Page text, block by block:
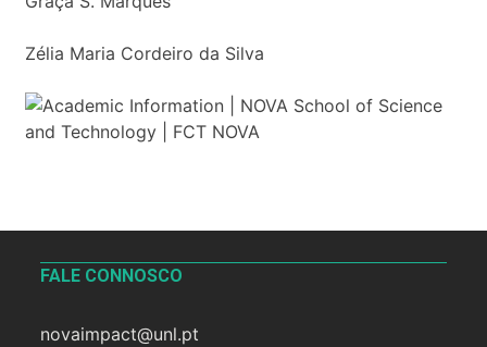
Zélia Maria Cordeiro da Silva
FALE CONNOSCO
novaimpact@unl.pt